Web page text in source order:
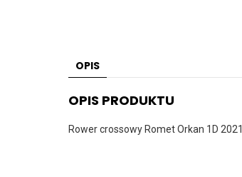
OPIS
OPIS PRODUKTU
Rower crossowy Romet Orkan 1D 2021